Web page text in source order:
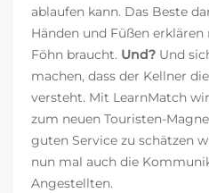
ablaufen kann. Das Beste
Händen und Füßen
Föhn braucht. Und? Und
machen, dass der Kellner
versteht. Mit LearnMatch
zum neuen Touristen-
guten Service zu schätzen
nun mal auch die
Angestellten.